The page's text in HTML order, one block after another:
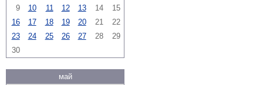
9
10 11 12 13 14
15
16
17 18 19 20 21
22
23
24 25 26 27 28
29
30
май